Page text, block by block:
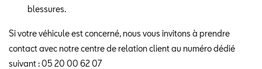
blessures.
Si votre véhicule est concerné, nous vous invitons à prendre
contact avec notre centre de relation client au numéro dédié
suivant : 05 20 00 62 07